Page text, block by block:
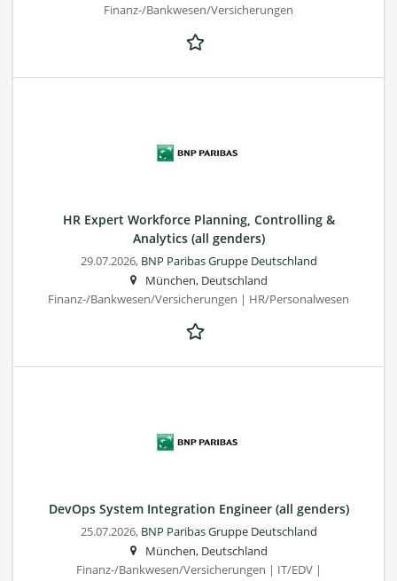
Finanz-/Bankwesen/Versicherungen
HR Expert Workforce Planning, Controlling &
Analytics (all genders)
29.07.2026, BNP Paribas Gruppe Deutschland
München, Deutschland
Finanz-/Bankwesen/Versicherungen | HR/Personalwesen
DevOps System Integration Engineer (all genders)
25.07.2026, BNP Paribas Gruppe Deutschland
München, Deutschland
Finanz-/Bankwesen/Versicherungen | IT/EDV |